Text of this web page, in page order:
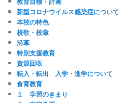
新型コロナウイルス感染症について
本校の特色
校歌・校章
沿革
特別支援教育
資源回収
転入・転出 入学・進学について
食育教育
１ 学習のきまり